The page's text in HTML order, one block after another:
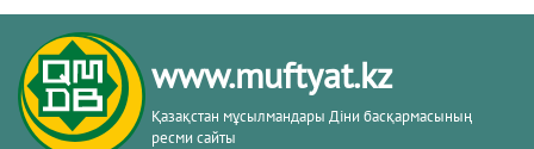
www.muftyat.kz
Қазақстан мұсылмандары Діни басқармасының
ресми сайты